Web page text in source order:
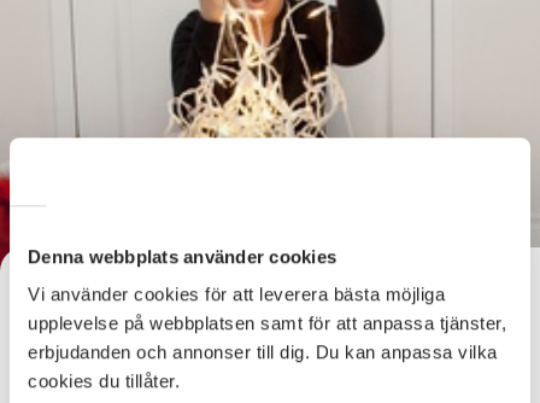
Denna webbplats använder cookies
Vi använder cookies för att leverera bästa möjliga
upplevelse på webbplatsen samt för att anpassa tjänster,
erbjudanden och annonser till dig. Du kan anpassa vilka
cookies du tillåter.
Känner du av julstressen?
Känns det som att du trasslat in dig i en enda stor härva?
Bara lugn, det finns genvägar till julefriden.